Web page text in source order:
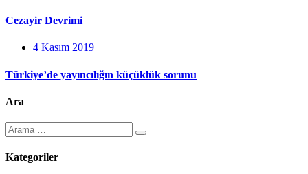
Cezayir Devrimi
4 Kasım 2019
Türkiye’de yayıncılığın küçüklük sorunu
Ara
Kategoriler